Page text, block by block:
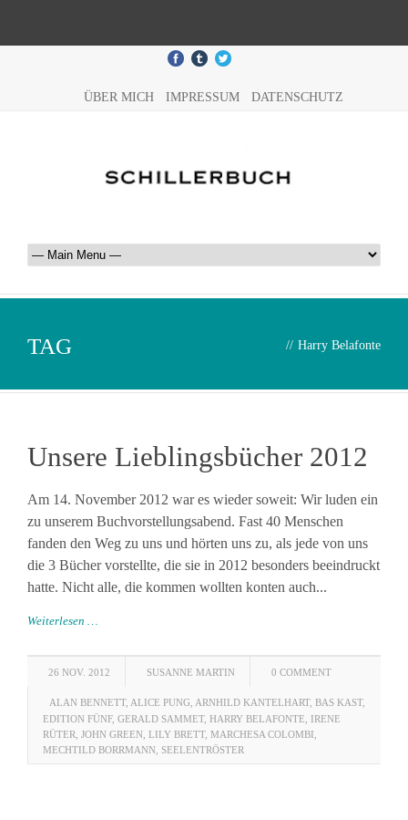
ÜBER MICH IMPRESSUM DATENSCHUTZ
TAG // Harry Belafonte
Unsere Lieblingsbücher 2012
Am 14. November 2012 war es wieder soweit: Wir luden ein
zu unserem Buchvorstellungsabend. Fast 40 Menschen
fanden den Weg zu uns und hörten uns zu, als jede von uns
die 3 Bücher vorstellte, die sie in 2012 besonders beeindruckt
hatte. Nicht alle, die kommen wollten konten auch...
Weiterlesen …
26 NOV. 2012 SUSANNE MARTIN 0 COMMENT
ALAN BENNETT, ALICE PUNG ARNHILD KANTELHART, BAS KAST,
EDITION FÜNF, GERALD SAMMET, HARRY BELAFONTE
IRENE
RÜTER JOHN GREEN LILY BRETT, MARCHESA COLOMBI
MECHTILD BORRMANN SEELENTRÖSTER